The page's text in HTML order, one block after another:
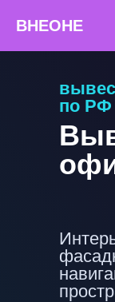
ВНЕОНЕ
по РФ